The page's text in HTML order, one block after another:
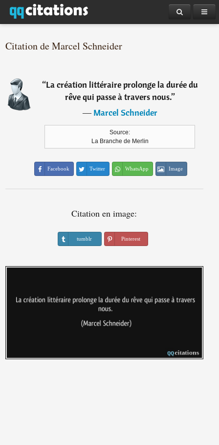
Citation de Marcel Schneider
“La création littéraire prolonge la durée du
rêve qui passe à travers nous.”
―Marcel Schneider
Source:
La Branche de Merlin
Facebook Twitter WhatsApp Image
Citation en image:
tumblr Pinterest